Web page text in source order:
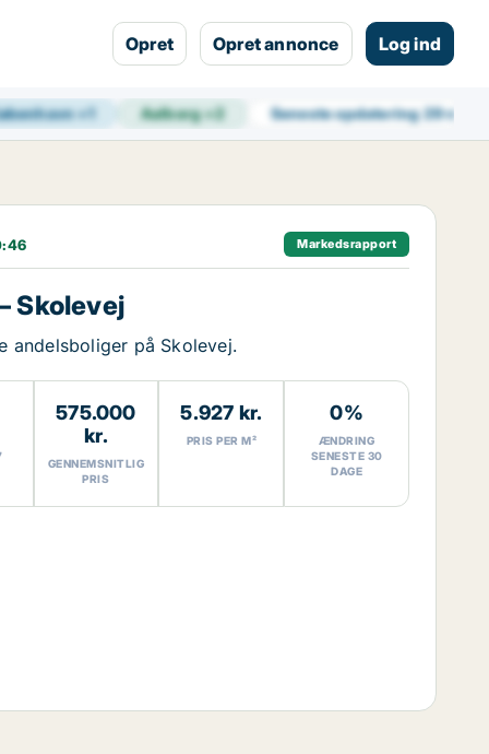
Opret Opret annonce Log ind
+1 Aalborg+2 Seneste opdatering29 min
Markedsrapport
Skolevej
andelsboliger på Skolevej.
575.000
kr.
GENNEMSNITLIG
PRIS
5.927 kr.
PRIS PER M²
0%
ÆNDRING
SENESTE 30
DAGE